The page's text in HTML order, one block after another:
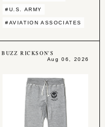
#U.S. ARMY
#AVIATION ASSOCIATES
BUZZ RICKSON'S
Aug 06, 2026